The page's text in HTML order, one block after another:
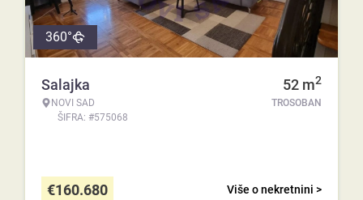
360°
Salajka
NOVI SAD
ŠIFRA: #575068
52 m2
TROSOBAN
Više o nekretnini >
€160.680